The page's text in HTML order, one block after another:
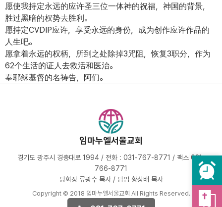
愿使我持定永远的应许圣三位一体神的祝福，神国的背景，
胜过黑暗的权势去胜利。
愿持定CVDIP应许，享受永远的身份，成为创作应许作品的
人生吧。
愿拿着永远的权柄，所到之处除掉3咒阻，恢复3职分，作为
62个生活的证人去救活和医治。
奉耶稣基督的名祷告，阿们。
임마누엘서울교회
경기도 광주시 경충대로 1994 / 전화 : 031-767-8771 / 팩스 031-
766-8771
당회장 류광수 목사 / 담임 황상배 목사
Copyright © 2018 임마누엘서울교회 All Rights Reserved.